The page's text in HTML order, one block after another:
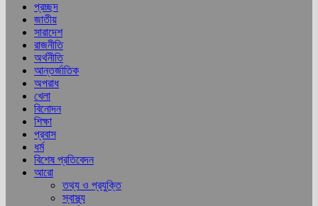
প্রচ্ছদ
জাতীয়
সারাদেশ
রাজনীতি
অর্থনীতি
আন্তর্জাতিক
অপরাধ
খেলা
বিনোদন
শিক্ষা
প্রবাস
ধর্ম
বিশেষ প্রতিবেদন
আরো
তথ্য ও প্রযুক্তি
স্বাস্থ্য